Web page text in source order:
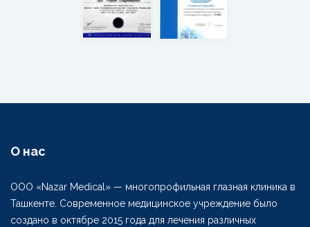
О нас
ООО «Nazar Medical» — многопрофильная глазная клиника в
Ташкенте. Современное медицинское учреждение было
создано в октябре 2015 года для лечения различных